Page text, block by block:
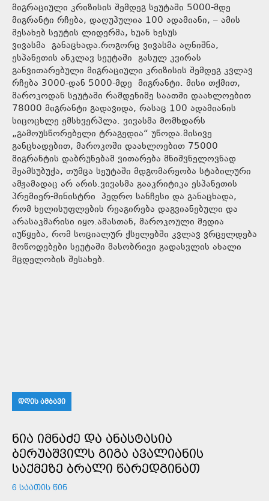
მიგრაციული კრიზისის შემდეგ სეუტაში 5000-მდე
მიგრანტი რჩება, დაღუპულია 100 ადამიანი, – ამის
შესახებ სეუტის ლიდერმა, ხუან ხესუს
ვივასმა განაცხადა.როგორც ვივასმა აღნიშნა,
ესპანეთის ანკლავ სეუტაში გასულ კვირას
განვითარებული მიგრაციული კრიზისის შემდეგ კვლავ
რჩება 3000-დან 5000-მდე მიგრანტი. მისი თქმით,
მაროკოდან სეუტაში რამდენიმე საათში დაახლოებით
78000 მიგრანტი გადავიდა, რასაც 100 ადამიანის
სიცოცხლე ემსხვერპლა. ვივასმა მომხდარს
„გამოუსწორებელი ტრაგედია“ უწოდა.მისივე
განცხადებით, მაროკოში დაახლოებით 75000
მიგრანტის დაბრუნებამ ვითარება მნიშვნელოვნად
შეამსუბუქა, თუმცა სეუტაში მდგომარეობა სტაბილური
ამჟამადაც არ არის.ვივასმა გააკრიტიკა ესპანეთის
პრემიერ-მინისტრი პედრო სანჩესი და განაცხადა,
რომ ხელისუფლების რეაგირება დაგვიანებული და
არასაკმარისი იყო.ამასთან, მაროკოული მედია
იუწყება, რომ სოციალურ ქსელებში კვლავ ვრცელდება
მოწოდებები სეუტაში მასობრივი გადასვლის ახალი
მცდელობის შესახებ.
ᲓᲦᲘᲡ ᲐᲛᲑᲐᲕᲘ
ᲜᲘᲐ ᲘᲛᲜᲐᲫᲔ ᲓᲐ ᲐᲜᲐᲡᲢᲐᲡᲘᲐ
ᲑᲔᲠᲣᲐᲨᲕᲘᲚᲡ ᲒᲘᲒᲐ ᲐᲕᲐᲚᲘᲐᲜᲘᲡ
ᲡᲐᲥᲛᲔᲖᲔ ᲑᲠᲐᲚᲘ ᲬᲐᲠᲔᲓᲒᲘᲜᲐᲗ
6 ᲡᲐᲐᲗᲘᲡ ᲬᲘᲜ